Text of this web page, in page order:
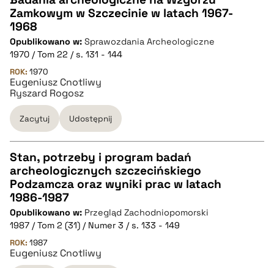
CZYSTY TEKST
pobierz cytat
BIBTEX
pobierz cytat
Zamkowym w Szczecinie w latach 1967-
1968
Opublikowano w: Sprawozdania Archeologiczne
1970 / Tom 22 / s. 131 - 144
ROK: 1970
Eugeniusz Cnotliwy
Ryszard Rogosz
Zacytuj Udostępnij
CZYSTY TEKST
pobierz cytat
BIBTEX
Stan, potrzeby i program badań
archeologicznych szczecińskiego
Podzamcza oraz wyniki prac w latach
1986-1987
Opublikowano w: Przegląd Zachodniopomorski
1987 / Tom 2 (31) / Numer 3 / s. 133 - 149
ROK: 1987
Eugeniusz Cnotliwy